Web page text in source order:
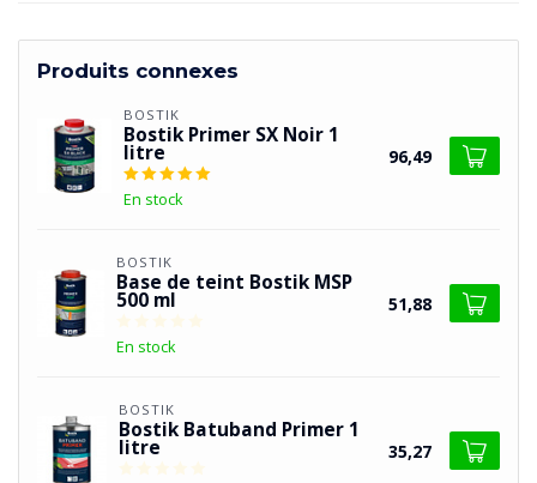
Produits connexes
BOSTIK
Bostik Primer SX Noir 1
litre
En stock
96,49
BOSTIK
Base de teint Bostik MSP
500 ml
En stock
51,88
BOSTIK
Bostik Batuband Primer 1
litre 35,27